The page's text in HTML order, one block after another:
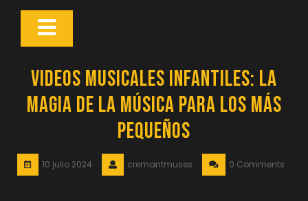
Botón
Videos Musicales Infantiles: La
Magia de la Música para los más
Pequeños
10 julio 2024 cremantmuses 0 Comments